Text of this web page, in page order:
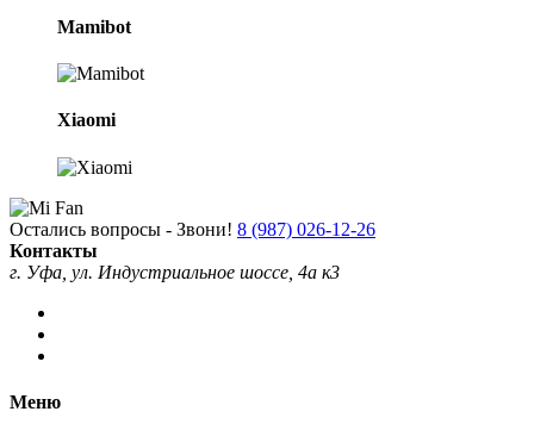
Mamibot
Xiaomi
Остались вопросы - Звони! 8 (987) 026-12-26
Контакты
г. Уфа, ул. Индустриальное шоссе, 4а к3
Меню